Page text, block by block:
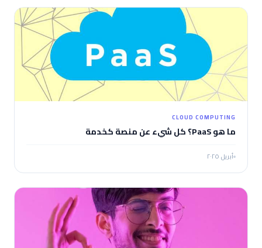
CLOUD COMPUTING
ما هو PaaS؟ كل شيء عن منصة كخدمة
أبريل ٢٠٢٥